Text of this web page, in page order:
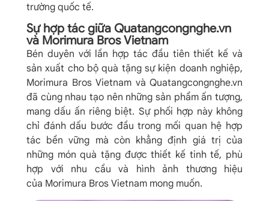
trường quốc tế.
Sự hợp tác giữa Quatangcongnghe.vn
và Morimura Bros Vietnam
Bén duyên với lần hợp tác đầu tiên thiết kế và
sản xuất cho bộ quà tặng sự kiện doanh nghiệp,
Morimura Bros Vietnam và Quatangcongnghe.vn
đã cùng nhau tạo nên những sản phẩm ấn tượng,
mang dấu ấn riêng biệt. Sự phối hợp này không
chỉ đánh dấu bước đầu trong mối quan hệ hợp
tác bền vững mà còn khẳng định giá trị của
những món quà tặng được thiết kế tinh tế, phù
hợp với nhu cầu và hình ảnh thương hiệu
của Morimura Bros Vietnam mong muốn.